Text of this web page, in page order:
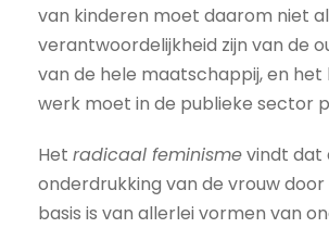
van kinderen moet daarom niet
verantwoordelijkheid zijn van de
van de hele maatschappij, en het
werk moet in de publieke sector
Het radicaal feminismevindt dat
onderdrukking van de vrouw
basis is van allerlei vormen van